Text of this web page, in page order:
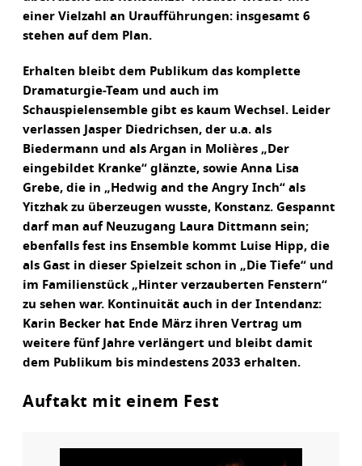
einer Vielzahl an Uraufführungen: insgesamt 6
stehen auf dem Plan.
Erhalten bleibt dem Publikum das komplette
Dramaturgie-Team und auch im
Schauspielensemble gibt es kaum Wechsel. Leider
verlassen Jasper Diedrichsen, der u.a. als
Biedermann und als Argan in Molières „Der
eingebildet Kranke“ glänzte, sowie Anna Lisa
Grebe, die in „Hedwig and the Angry Inch“ als
Yitzhak zu überzeugen wusste, Konstanz. Gespannt
darf man auf Neuzugang Laura Dittmann sein;
ebenfalls fest ins Ensemble kommt Luise Hipp, die
als Gast in dieser Spielzeit schon in „Die Tiefe“ und
im Familienstück „Hinter verzauberten Fenstern“
zu sehen war. Kontinuität auch in der Intendanz:
Karin Becker hat Ende März ihren Vertrag um
weitere fünf Jahre verlängert und bleibt damit
dem Publikum bis mindestens 2033 erhalten.
Auftakt mit einem Fest